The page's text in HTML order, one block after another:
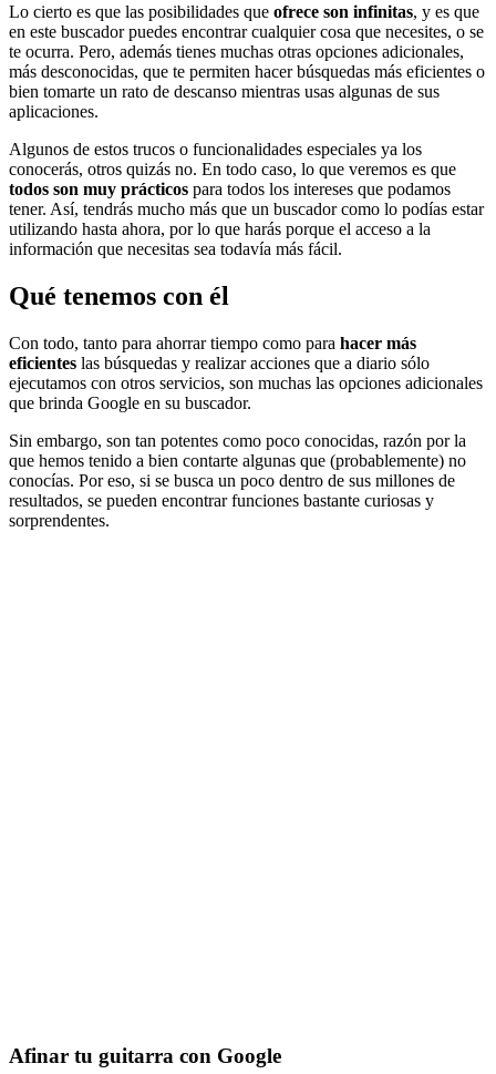
Lo cierto es que las posibilidades que ofrece son infinitas, y es que
en este buscador puedes encontrar cualquier cosa que necesites, o se
te ocurra. Pero, además tienes muchas otras opciones adicionales,
más desconocidas, que te permiten hacer búsquedas más eficientes o
bien tomarte un rato de descanso mientras usas algunas de sus
aplicaciones.
Algunos de estos trucos o funcionalidades especiales ya los
conocerás, otros quizás no. En todo caso, lo que veremos es que
todos son muy prácticos para todos los intereses que podamos
tener. Así, tendrás mucho más que un buscador como lo podías estar
utilizando hasta ahora, por lo que harás porque el acceso a la
información que necesitas sea todavía más fácil.
Qué tenemos con él
Con todo, tanto para ahorrar tiempo como para hacer más
eficientes las búsquedas y realizar acciones que a diario sólo
ejecutamos con otros servicios, son muchas las opciones adicionales
que brinda Google en su buscador.
Sin embargo, son tan potentes como poco conocidas, razón por la
que hemos tenido a bien contarte algunas que (probablemente) no
conocías. Por eso, si se busca un poco dentro de sus millones de
resultados, se pueden encontrar funciones bastante curiosas y
sorprendentes.
Afinar tu guitarra con Google